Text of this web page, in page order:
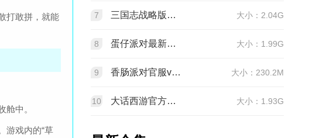
打敢拼，就能
中。
游戏内的“草
7 三国志战略版官服v2081.1730 最新版本 大小：2.04G
8 蛋仔派对最新版v1.0.282 网易官方版 大小：1.99G
9 香肠派对官服v24.14 正式服 大小：230.2M
10 大话西游官方正版v2.1.436 安卓最新版 大小：1.93G